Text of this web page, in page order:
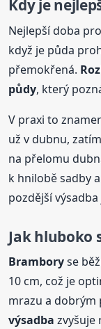
Kdy je
Nejlepší doba
když je půda
přemokřená.
půdy, který
V praxi to
už v dubnu,
na přelomu
k hnilobě sadby
pozdější
Jak hluboko
Bramboryse
10 cm, což je
mrazu a dobrým
výsadba zvyšuje